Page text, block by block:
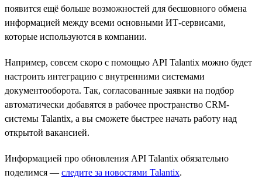
появится ещё больше возможностей для бесшовного обмена
информацией между всеми основными ИТ-сервисами,
которые используются в компании.
Например, совсем скоро с помощью API Talantix можно будет
настроить интеграцию с внутренними системами
документооборота. Так, согласованные заявки на подбор
автоматически добавятся в рабочее пространство CRM-
системы Talantix, а вы сможете быстрее начать работу над
открытой вакансией.
Информацией про обновления API Talantix обязательно
поделимся — следите за новостями Talantix.